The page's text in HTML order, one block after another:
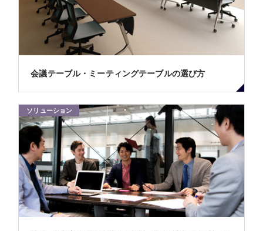
会議テーブル・ミーティングテーブルの選び方
ソリューション